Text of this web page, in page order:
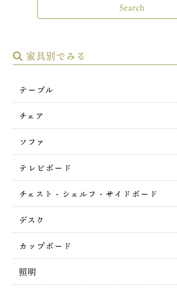
家具別でみる
テーブル
チェア
ソファ
テレビボード
チェスト・シェルフ・サイドボード
デスク
カップボード
照明